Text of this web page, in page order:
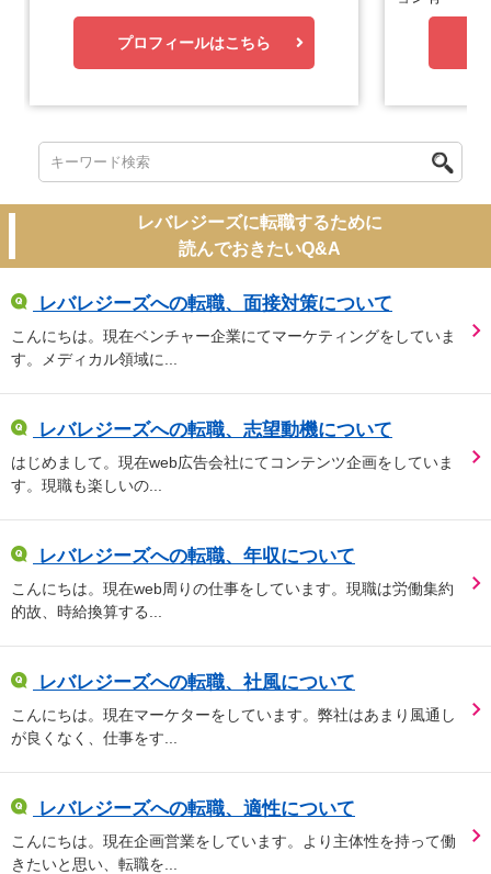
プロフィールはこちら
レバレジーズに転職するために
読んでおきたいQ&A
レバレジーズへの転職、面接対策について
こんにちは。現在ベンチャー企業にてマーケティングをしていま
す。メディカル領域に...
レバレジーズへの転職、志望動機について
はじめまして。現在web広告会社にてコンテンツ企画をしていま
す。現職も楽しいの...
レバレジーズへの転職、年収について
こんにちは。現在web周りの仕事をしています。現職は労働集約
的故、時給換算する...
レバレジーズへの転職、社風について
こんにちは。現在マーケターをしています。弊社はあまり風通し
が良くなく、仕事をす...
レバレジーズへの転職、適性について
こんにちは。現在企画営業をしています。より主体性を持って働
きたいと思い、転職を...